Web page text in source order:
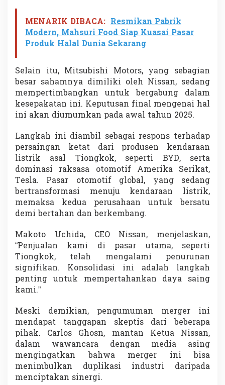
MENARIK DIBACA: Resmikan Pabrik
Modern, Mahsuri Food Siap Kuasai Pasar
Produk Halal Dunia Sekarang
Selain itu, Mitsubishi Motors, yang sebagian
besar sahamnya dimiliki oleh Nissan, sedang
mempertimbangkan untuk bergabung dalam
kesepakatan ini. Keputusan final mengenai hal
ini akan diumumkan pada awal tahun 2025.
Langkah ini diambil sebagai respons terhadap
persaingan ketat dari produsen kendaraan
listrik asal Tiongkok, seperti BYD, serta
dominasi raksasa otomotif Amerika Serikat,
Tesla. Pasar otomotif global, yang sedang
bertransformasi menuju kendaraan listrik,
memaksa kedua perusahaan untuk bersatu
demi bertahan dan berkembang.
Makoto Uchida, CEO Nissan, menjelaskan,
“Penjualan kami di pasar utama, seperti
Tiongkok, telah mengalami penurunan
signifikan. Konsolidasi ini adalah langkah
penting untuk mempertahankan daya saing
kami.”
Meski demikian, pengumuman merger ini
mendapat tanggapan skeptis dari beberapa
pihak. Carlos Ghosn, mantan Ketua Nissan,
dalam wawancara dengan media asing
mengingatkan bahwa merger ini bisa
menimbulkan duplikasi industri daripada
menciptakan sinergi.